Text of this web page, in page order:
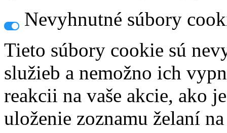
Nevyhnutné súbory
Tieto súbory cookie sú
služieb a nemožno ich
reakcii na vaše akcie, ako
uloženie zoznamu želaní